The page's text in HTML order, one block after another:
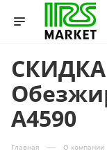
СКИДКА
A4590
Главная — О компании